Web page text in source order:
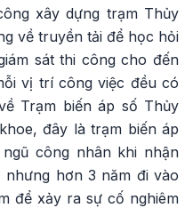
xây dựng trạm Thủy
về truyền tải để học hỏi
sát thi công cho đến
vị trí công việc đều có
Trạm biến áp số Thủy
đây là trạm biến áp
công nhân khi nhận
hơn 3 năm đi vào
để xảy ra sự cố nghiêm